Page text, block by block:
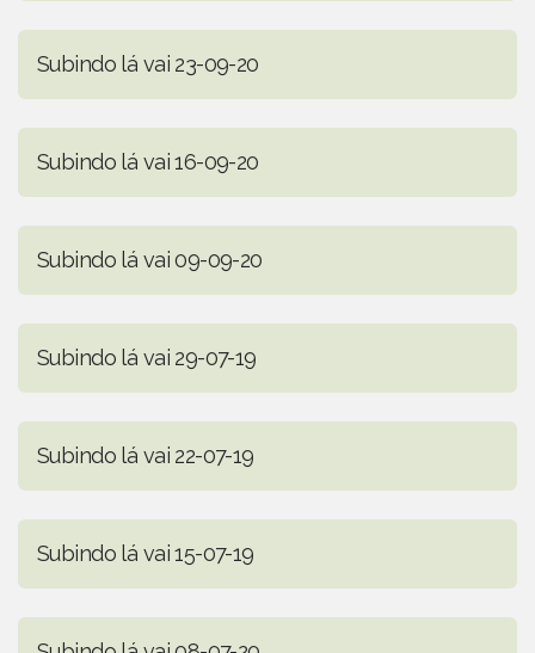
Subindo lá vai 23-09-20
Subindo lá vai 16-09-20
Subindo lá vai 09-09-20
Subindo lá vai 29-07-19
Subindo lá vai 22-07-19
Subindo lá vai 15-07-19